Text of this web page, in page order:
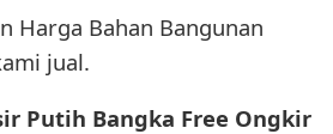
Harga Bahan Bangunan
jual.
Putih Bangka Free Ongkir